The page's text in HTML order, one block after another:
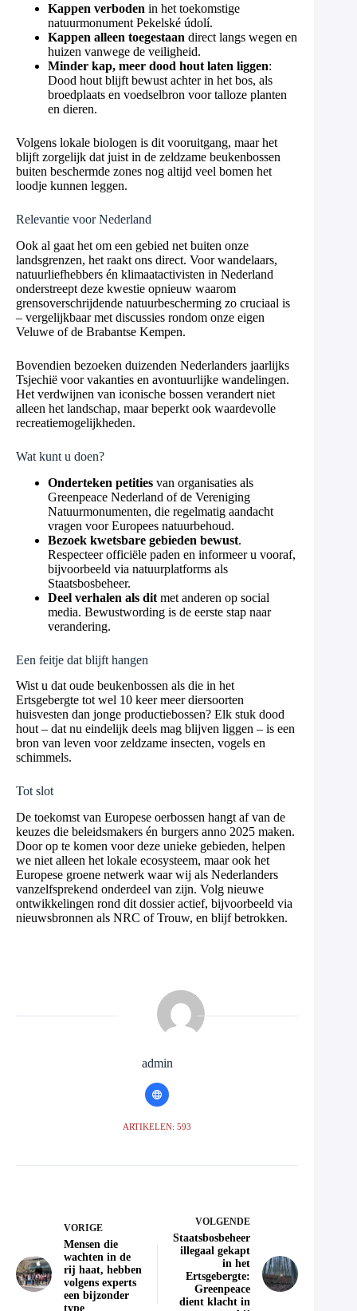
Kappen verboden in het toekomstige
natuurmonument Pekelské údolí.
Kappen alleen toegestaan direct langs wegen en
huizen vanwege de veiligheid.
Minder kap, meer dood hout laten liggen:
Dood hout blijft bewust achter in het bos, als
broedplaats en voedselbron voor talloze planten
en dieren.
Volgens lokale biologen is dit vooruitgang, maar het
blijft zorgelijk dat juist in de zeldzame beukenbossen
buiten beschermde zones nog altijd veel bomen het
loodje kunnen leggen.
Relevantie voor Nederland
Ook al gaat het om een gebied net buiten onze
landsgrenzen, het raakt ons direct. Voor wandelaars,
natuurliefhebbers én klimaatactivisten in Nederland
onderstreept deze kwestie opnieuw waarom
grensoverschrijdende natuurbescherming zo cruciaal is
– vergelijkbaar met discussies rondom onze eigen
Veluwe of de Brabantse Kempen.
Bovendien bezoeken duizenden Nederlanders jaarlijks
Tsjechië voor vakanties en avontuurlijke wandelingen.
Het verdwijnen van iconische bossen verandert niet
alleen het landschap, maar beperkt ook waardevolle
recreatiemogelijkheden.
Wat kunt u doen?
Onderteken petities van organisaties als
Greenpeace Nederland of de Vereniging
Natuurmonumenten, die regelmatig aandacht
vragen voor Europees natuurbehoud.
Bezoek kwetsbare gebieden bewust.
Respecteer officiële paden en informeer u vooraf,
bijvoorbeeld via natuurplatforms als
Staatsbosbeheer.
Deel verhalen als dit met anderen op social
media. Bewustwording is de eerste stap naar
verandering.
Een feitje dat blijft hangen
Wist u dat oude beukenbossen als die in het
Ertsgebergte tot wel 10 keer meer diersoorten
huisvesten dan jonge productiebossen? Elk stuk dood
hout – dat nu eindelijk deels mag blijven liggen – is een
bron van leven voor zeldzame insecten, vogels en
schimmels.
Tot slot
De toekomst van Europese oerbossen hangt af van de
keuzes die beleidsmakers én burgers anno 2025 maken.
Door op te komen voor deze unieke gebieden, helpen
we niet alleen het lokale ecosysteem, maar ook het
Europese groene netwerk waar wij als Nederlanders
vanzelfsprekend onderdeel van zijn. Volg nieuwe
ontwikkelingen rond dit dossier actief, bijvoorbeeld via
nieuwsbronnen als NRC of Trouw, en blijf betrokken.
admin
ARTIKELEN: 593
VORIGE
Mensen die
wachten in de
rij haat, hebben
volgens experts
een bijzonder
type
VOLGENDE
Staatsbosbeheer
illegaal gekapt
in het
Ertsgebergte:
Greenpeace
dient klacht in